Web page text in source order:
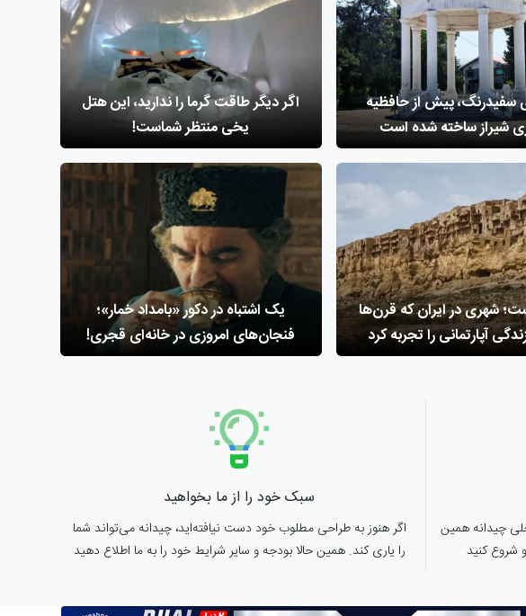
سفیدرنگ، پیش از حافظیه
شیراز ساخته شده است
اگر دیگر طاقت گرما را ندارید، این هتل
یخی منتظر شماست!
شهری در ایران که قرن‌ها
آپارتمانی را تجربه کرد
یک اشتباه در دکور «بامداد خمار»؛
فنجان‌های امروزی در خانه‌ای قجری!
چیدانه همین
شروع کنید
سبک خود را از ما بخواهید
اگر هنوز به طراحی مطلوب خود دست نیافته‌اید، چیدانه می‌تواند شما
را یاری کند. همین حالا بودجه و سایر شرایط خود را به ما اطلاع دهید